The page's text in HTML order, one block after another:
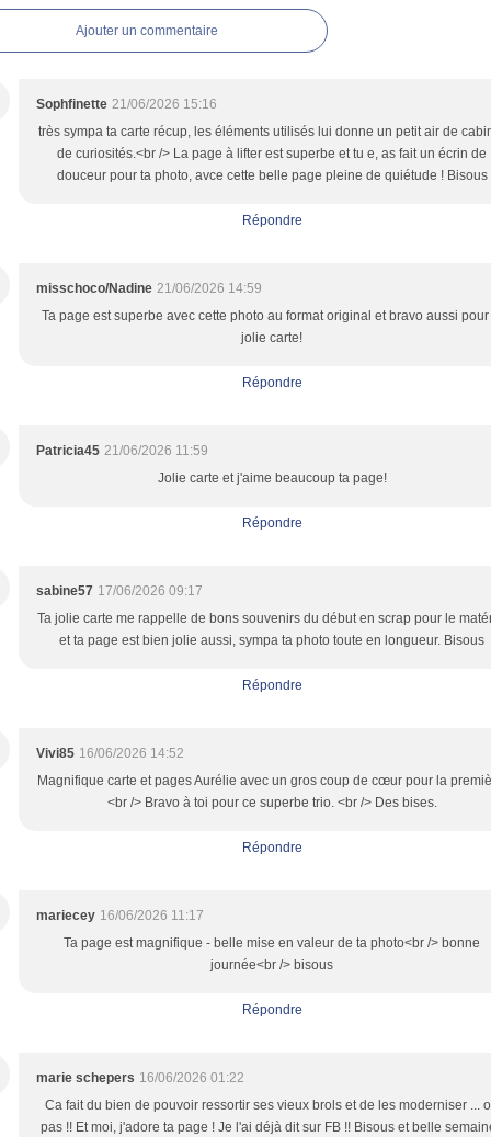
Ajouter un commentaire
Sophfinette 21/06/2026 15:16
très sympa ta carte récup, les éléments utilisés lui donne un petit air de
de curiosités.<br /> La page à lifter est superbe et tu e, as fait un écrin de
douceur pour ta photo, avce cette belle page pleine de quiétude ! Bisous
Répondre
misschoco/Nadine 21/06/2026 14:59
Ta page est superbe avec cette photo au format original et bravo aussi pour
jolie carte!
Répondre
Patricia45 21/06/2026 11:59
Jolie carte et j'aime beaucoup ta page!
Répondre
sabine57 17/06/2026 09:17
Ta jolie carte me rappelle de bons souvenirs du début en scrap pour le
et ta page est bien jolie aussi, sympa ta photo toute en longueur. Bisous
Répondre
Vivi85 16/06/2026 14:52
Magnifique carte et pages Aurélie avec un gros coup de cœur pour la
<br /> Bravo à toi pour ce superbe trio. <br /> Des bises.
Répondre
mariecey 16/06/2026 11:17
Ta page est magnifique - belle mise en valeur de ta photo<br /> bonne
journée<br /> bisous
Répondre
marie schepers 16/06/2026 01:22
Ca fait du bien de pouvoir ressortir ses vieux brols et de les moderniser ...
pas !! Et moi, j'adore ta page ! Je l'ai déjà dit sur FB !! Bisous et belle